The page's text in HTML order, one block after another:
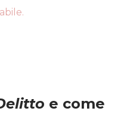
e come